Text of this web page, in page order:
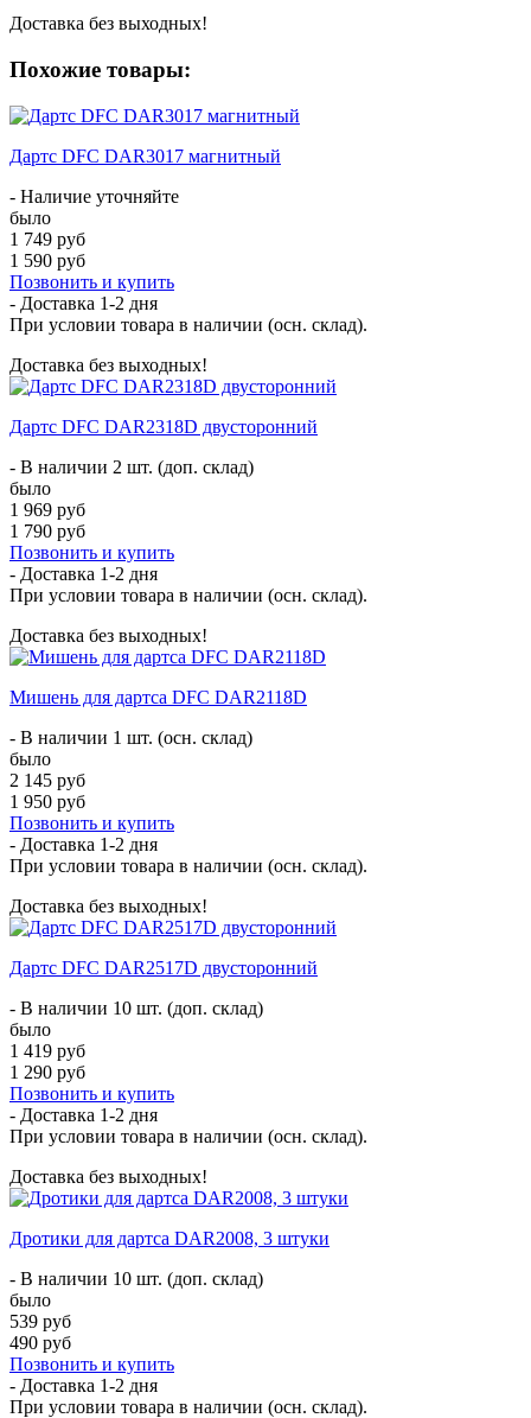
Доставка без выходных!
Похожие товары:
Дартс DFC DAR3017 магнитный
- Наличие уточняйте
было
1 749 руб
1 590 руб
Позвонить и купить
- Доставка 1-2 дня
При условии товара в наличии (осн. склад).
Доставка без выходных!
Дартс DFC DAR2318D двусторонний
- В наличии 2 шт. (доп. склад)
было
1 969 руб
1 790 руб
Позвонить и купить
- Доставка 1-2 дня
При условии товара в наличии (осн. склад).
Доставка без выходных!
Мишень для дартса DFC DAR2118D
- В наличии 1 шт. (осн. склад)
было
2 145 руб
1 950 руб
Позвонить и купить
- Доставка 1-2 дня
При условии товара в наличии (осн. склад).
Доставка без выходных!
Дартс DFC DAR2517D двусторонний
- В наличии 10 шт. (доп. склад)
было
1 419 руб
1 290 руб
Позвонить и купить
- Доставка 1-2 дня
При условии товара в наличии (осн. склад).
Доставка без выходных!
Дротики для дартса DAR2008, 3 штуки
- В наличии 10 шт. (доп. склад)
было
539 руб
490 руб
Позвонить и купить
- Доставка 1-2 дня
При условии товара в наличии (осн. склад).